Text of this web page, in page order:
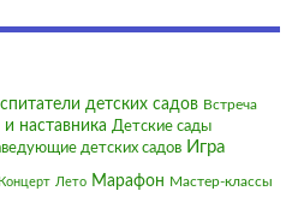
детских садов Встреча
и наставника Детские сады
детских садов Игра
Концерт Лето Марафон Мастер-классы